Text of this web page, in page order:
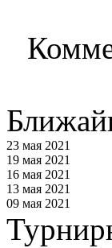
23 мая 2021
19 мая 2021
16 мая 2021
13 мая 2021
09 мая 2021